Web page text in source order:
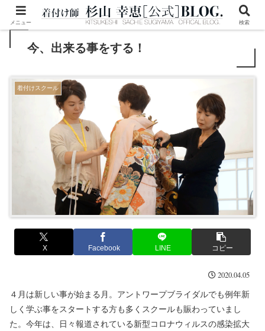
今、出来る事をする！
着付けスクール
X Facebook LINE コピー
2020.04.05
４月は新しい事が始まる月。アントワープブライダルでも例年新
しく学ぶ事をスタートする方も多くスクールも賑わっていまし
た。今年は、日々報道されている新型コロナウィルスの感染拡大
メニュー 検索